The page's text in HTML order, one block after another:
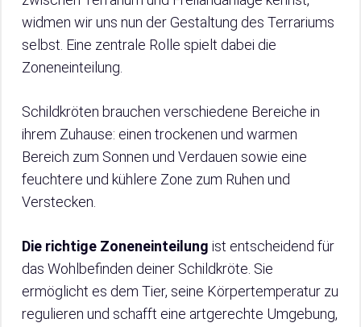
widmen wir uns nun der Gestaltung des Terrariums
selbst. Eine zentrale Rolle spielt dabei die
Zoneneinteilung.
Schildkröten brauchen verschiedene Bereiche in
ihrem Zuhause: einen trockenen und warmen
Bereich zum Sonnen und Verdauen sowie eine
feuchtere und kühlere Zone zum Ruhen und
Verstecken.
Die richtige Zoneneinteilung ist entscheidend für
das Wohlbefinden deiner Schildkröte. Sie
ermöglicht es dem Tier, seine Körpertemperatur zu
regulieren und schafft eine artgerechte Umgebung,